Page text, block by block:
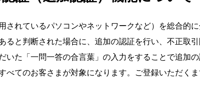
されているパソコンやネットワークなど）を総合的
ると判断された場合に、追加の認証を行い、不正取
いた「一問一答の合言葉」の入力をすることで追加の
べてのお客さまが対象になります。ご登録いただく